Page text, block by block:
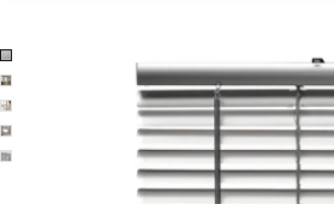
5 VECKLARFLY ヴェックラルフリー画像
スキップ